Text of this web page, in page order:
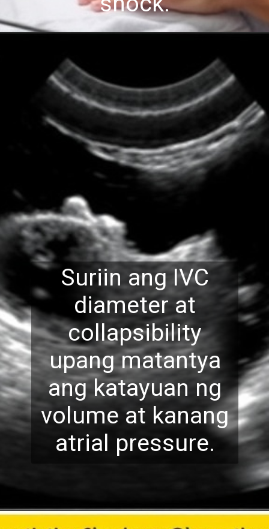
Suriin ang IVC
diameter at
collapsibility
upang matantya
ang katayuan ng
volume at kanang
atrial pressure.